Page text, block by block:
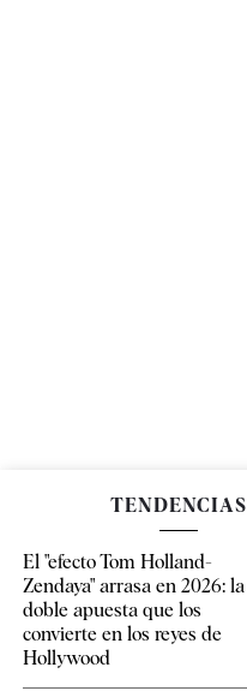
TENDENCIAS
El "efecto Tom Holland-
Zendaya" arrasa en 2026: la
doble apuesta que los
convierte en los reyes de
Hollywood